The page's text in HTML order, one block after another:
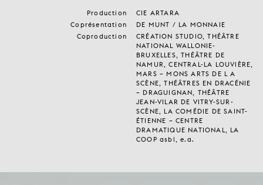
Production
CIE ARTARA
Coprésentation
DE MUNT / LA MONNAIE
Coproduction
CRÉATION STUDIO, THÉÂTRE
NATIONAL WALLONIE-
BRUXELLES, THÉÂTRE DE
NAMUR, CENTRAL-LA LOUVIÈRE,
MARS – MONS ARTS DE L A
SCÈNE, THÉÂTRES EN DRACÉNIE
– DRAGUIGNAN, THÉÂTRE
JEAN-VILAR DE VITRY-SUR-
SCÈNE, LA COMÉDIE DE SAINT-
ÉTIENNE – CENTRE
DRAMATIQUE NATIONAL, LA
COOP asbl, e.a.